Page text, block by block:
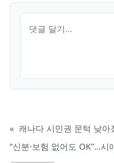
« 캐나다 시민권 문턱 낮아
“신분·보험 없어도 OK”…